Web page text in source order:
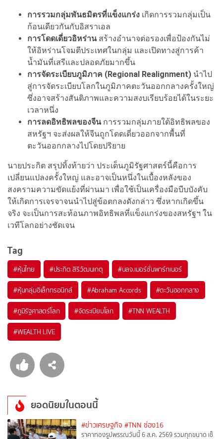
การรวมกลุ่มพันธมิตรที่แข็งแกร่ง เกิดการรวมกลุ่มเป็น
ก้อนเดียวกันกับอิสราเอล
การโดดเดี่ยวอิหร่านสร้างอำนาจต่อรองเพื่อป้องกันไม่
ให้อิหร่านโจมตีประเทศในกลุ่ม และเปิดทางสู่การค้า
น้ำมันที่เสรีและปลอดภัยมากขึ้น
การจัดระเบียบภูมิภาค (Regional Realignment) นำไป
สู่การจัดระเบียบโลกในภูมิภาคตะวันออกกลางครั้งใหญ่
ซึ่งอาจสร้างสันติภาพและความสงบเรียบร้อยได้ในระยะ
เวลาหนึ่ง
การลดอิทธิพลของจีนการรวมกลุ่มภายใต้อิทธิพลของ
สหรัฐฯ จะส่งผลให้จีนถูกโดดเดี่ยวออกจากพื้นที่
ตะวันออกกลางไปโดยปริยาย
นายประกิต สรุปทิ้งท้ายว่า ประเด็นภูมิรัฐศาสตร์นี้คือการ
เปลี่ยนแปลงครั้งใหญ่ และอาจเป็นหนึ่งในเบื้องหลังของ
สงครามความขัดแย้งที่ผ่านมา เพื่อใช้เป็นเครื่องมือบีบบังคับ
ให้เกิดการเจรจาจนนำไปสู่ข้อตกลงดังกล่าว ซึ่งหากเกิดขึ้น
จริง จะเป็นการสะท้อนภาพอิทธิพลที่แข็งแกร่งของสหรัฐฯ ใน
เวทีโลกอย่างชัดเจน
Tag
#หุ้นไทย #ประกิต สิริวัฒนเกตุ #บลจ.เมอร์ชั่นพาร์ทเนอร์
#หุ้นกลุ่มอิเล็กทรอนิกส์ #Abraham Accords #ตะวันออกกลาง
#ภูมิรัฐศาสตร์โลก #จัดระเบียบโลก #TNN WEALTH
#WEALTH LIVE
ยอดนิยมในตอนนี้
#ข่าวเศรษฐกิจ #TNN ช่อง16
ราคาทองรูปพรรณวันนี้ 6 ส.ค. 2569 รวมทุกขนาด เช็